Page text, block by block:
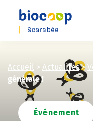
Skip
content
Accueil > Actualités>
générale !
Événement